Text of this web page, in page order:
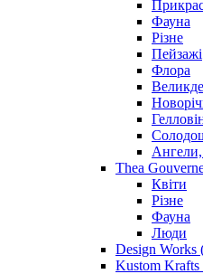
Фауна
Різне
Пейзажі
Флора
Thea
Квіти
Різне
Фауна
Люди
Design
Kustom Krafts